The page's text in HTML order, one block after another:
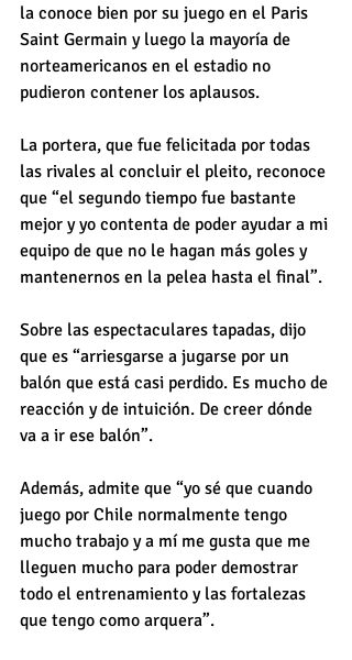
la conoce bien por su juego en el Paris
Saint Germain y luego la mayoría de
norteamericanos en el estadio no
pudieron contener los aplausos.
La portera, que fue felicitada por todas
las rivales al concluir el pleito, reconoce
que “el segundo tiempo fue bastante
mejor y yo contenta de poder ayudar a mi
equipo de que no le hagan más goles y
mantenernos en la pelea hasta el final”.
Sobre las espectaculares tapadas, dijo
que es “arriesgarse a jugarse por un
balón que está casi perdido. Es mucho de
reacción y de intuición. De creer dónde
va a ir ese balón”.
Además, admite que “yo sé que cuando
juego por Chile normalmente tengo
mucho trabajo y a mí me gusta que me
lleguen mucho para poder demostrar
todo el entrenamiento y las fortalezas
que tengo como arquera”.